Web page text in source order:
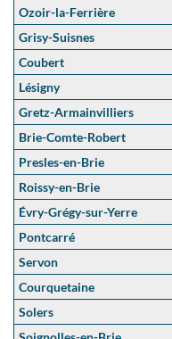
Ozoir-la-Ferrière
Grisy-Suisnes
Coubert
Lésigny
Gretz-Armainvilliers
Brie-Comte-Robert
Presles-en-Brie
Roissy-en-Brie
Évry-Grégy-sur-Yerre
Pontcarré
Servon
Courquetaine
Solers